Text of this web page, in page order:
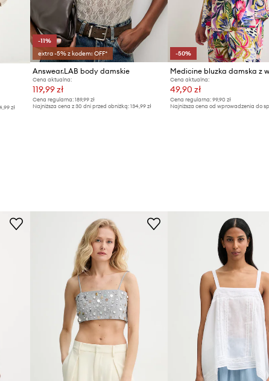
zł
-11%
extra -5% z kodem: OFF*
Answear.LAB body damskie
Cena aktualna:
119,99 zł
Cena regularna: 189,99 zł
Najniższa cena z 30 dni przed obniżką: 134,99 zł
-50%
Medicine bluzka damska z
Cena aktualna:
49,90 zł
Cena regularna: 99,90 zł
Najniższa cena od wprowadzenia do